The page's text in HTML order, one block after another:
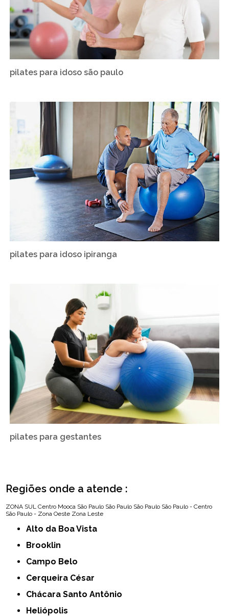
pilates para idoso são paulo
pilates para idoso ipiranga
pilates para gestantes
Regiões onde a atende :
ZONA SUL Centro Mooca São Paulo São Paulo São Paulo São Paulo - Centro
São Paulo - Zona Oeste Zona Leste
Alto da Boa Vista
Brooklin
Campo Belo
Cerqueira César
Chácara Santo Antônio
Heliópolis